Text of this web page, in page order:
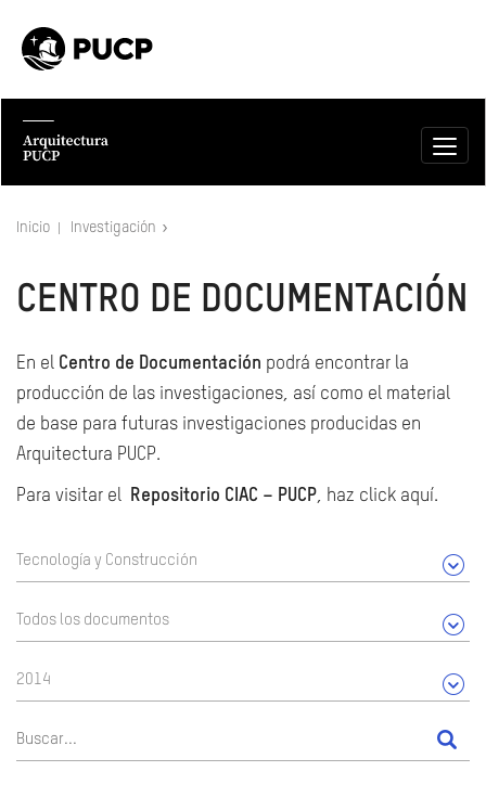
Inicio Investigación
CENTRO DE DOCUMENTACIÓN
En el Centro de Documentación podrá encontrar la
producción de las investigaciones, así como el material
de base para futuras investigaciones producidas en
Arquitectura PUCP.
Para visitar el Repositorio CIAC – PUCP, haz click aquí.
Tecnología y Construcción
Todos los documentos
2014